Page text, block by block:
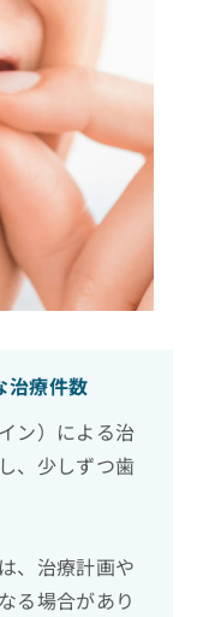
治療件数
ン）による治
、少しずつ歯
、治療計画や
る場合があり